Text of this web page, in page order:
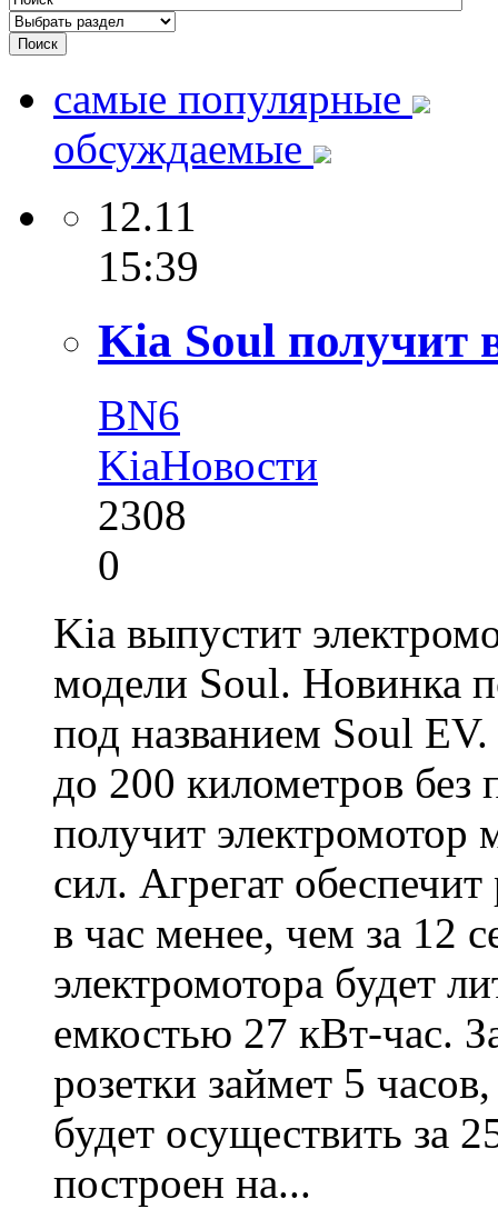
самые популярные
обсуждаемые
12.11
15:39
Kia Soul получит
BN6
KiaНовости
2308
0
Kia выпустит
модели Soul. Новинка
под названием Soul
до 200 километров без
получит
сил. Агрегат
в час менее, чем за 12
электромотора будет
емкостью 27 кВт-час.
розетки займет 5
будет осуществить за
построен на...